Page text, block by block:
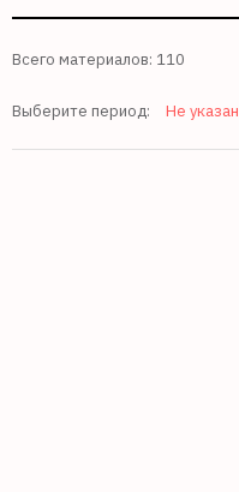
Всего материалов: 110
Выберите период: Не указан